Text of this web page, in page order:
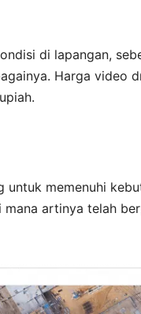
di lapangan,
Harga video
untuk memenuhi
artinya telah